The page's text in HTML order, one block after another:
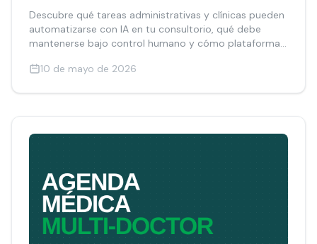
Descubre qué tareas administrativas y clínicas pueden
automatizarse con IA en tu consultorio, qué debe
mantenerse bajo control humano y cómo plataformas
comprometer la calidad de atención.
10 de mayo de 2026